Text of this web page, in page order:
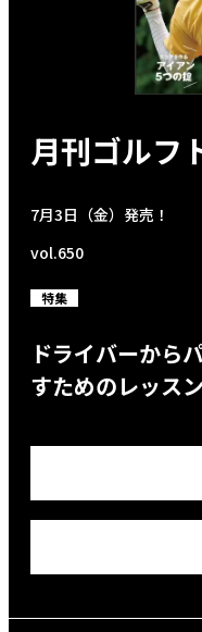
月刊ゴルフ
7月3日（金）発売！
vol.650
特集
ドライバーから
すためのレッス